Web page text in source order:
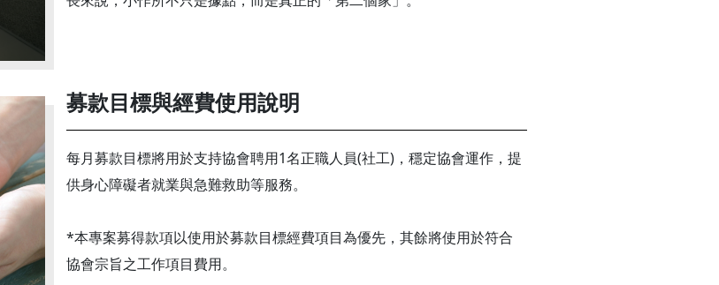
募款目標與經費使用說明
每月募款目標將用於支持協會聘用1名正職人員(社工)，穩定協會運作，提
供身心障礙者就業與急難救助等服務。
*本專案募得款項以使用於募款目標經費項目為優先，其餘將使用於符合
協會宗旨之工作項目費用。